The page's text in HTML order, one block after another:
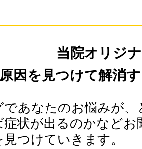
当院オリジ
原因を見つけて解消
あなたのお悩みが、
状が出るのかなどお
つけていきます。